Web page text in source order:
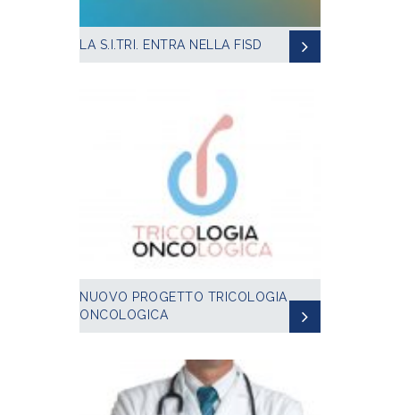
LA S.I.TRI. ENTRA NELLA FISD
NUOVO PROGETTO TRICOLOGIA
ONCOLOGICA